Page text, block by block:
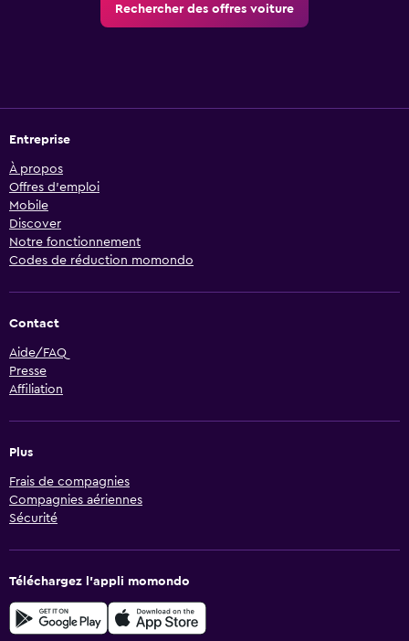
Rechercher des offres voiture
Entreprise
À propos
Offres d’emploi
Mobile
Discover
Notre fonctionnement
Codes de réduction momondo
Contact
Aide/FAQ
Presse
Affiliation
Plus
Frais de compagnies
Compagnies aériennes
Sécurité
Téléchargez l’appli momondo